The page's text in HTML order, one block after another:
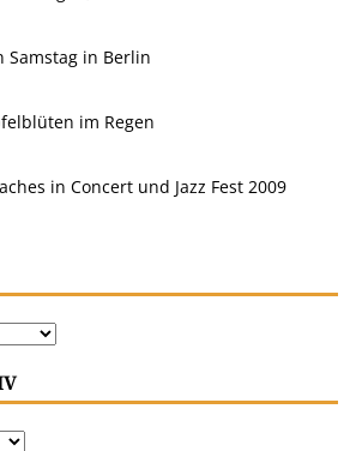
Samstag in Berlin
im Regen
in Concert und Jazz Fest 2009